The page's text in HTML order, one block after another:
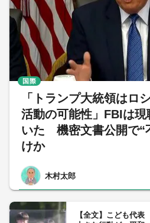
「トランプ大統領はロ
活動の可能性」FBIは
いた 機密文書公開で“
けか
木村太郎
国際
【全文】こども代